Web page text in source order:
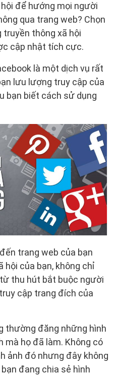
để hướng mọi người
qua trang web? Chọn
thông xã hội
cập nhật tích cực.
là một dịch vụ rất
lưu lượng truy cập của
bạn biết cách sử dụng
trang web của bạn
hội của bạn, không chỉ
thu hút bắt buộc người
cập trang đích của
thường đăng những hình
mà họ đã làm. Không có
ảnh đó nhưng đây không
đang chia sẻ hình